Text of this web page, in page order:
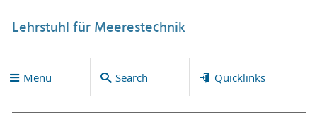
Lehrstuhl für Meerestechnik
Menu Search Quicklinks